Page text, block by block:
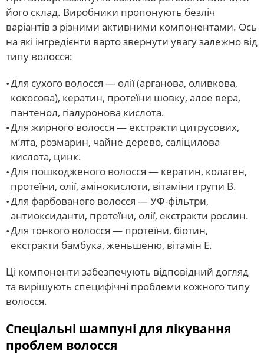
його склад. Виробники пропонують безліч
варіантів з різними активними компонентами. Ось
на які інгредієнти варто звернути увагу залежно від
типу волосся:
Для сухого волосся — олії (арганова, оливкова,
кокосова), кератин, протеїни шовку, алое вера,
пантенол, гіалуронова кислота.
Для жирного волосся — екстракти цитрусових,
м’ята, розмарин, чайне дерево, саліцилова
кислота, цинк.
Для пошкодженого волосся — кератин, колаген,
протеїни, олії, амінокислоти, вітаміни групи В.
Для фарбованого волосся — УФ-фільтри,
антиоксиданти, протеїни, олії, екстракти рослин.
Для тонкого волосся — протеїни, біотин,
екстракти бамбука, женьшеню, вітамін Е.
Ці компоненти забезпечують відповідний догляд
та вирішують специфічні проблеми кожного типу
волосся.
Спеціальні шампуні для лікування
проблем волосся